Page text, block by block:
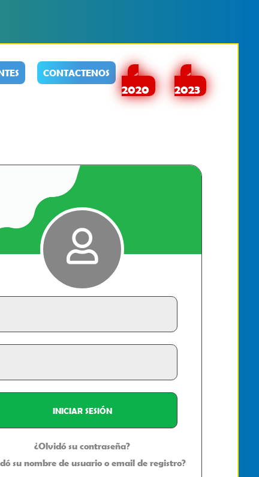
CONTACTENOS <
2020
<
2023
¿Olvidó su contraseña?
su nombre de usuario o email de registro?